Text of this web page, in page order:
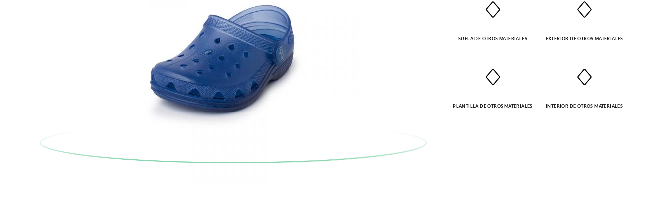
SUELA DE OTROS MATERIALES EXTERIOR DE OTROS MATERIALES
PLANTILLA DE OTROS MATERIALES INTERIOR DE OTROS MATERIALES